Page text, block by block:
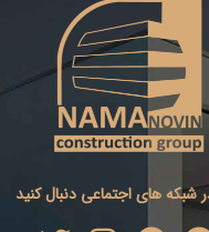
شبکه های اجتماعی دنبال کنید